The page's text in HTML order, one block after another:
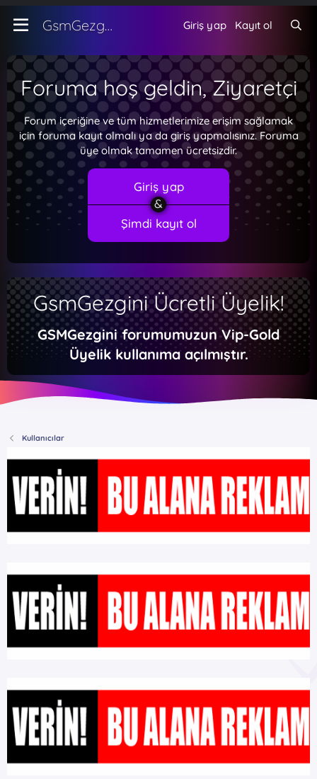
GsmGezgini Giriş yap Kayıt ol
Foruma hoş geldin, Ziyaretçi
Forum içeriğine ve tüm hizmetlerimize erişim sağlamak
için foruma kayıt olmalı ya da giriş yapmalısınız. Foruma
üye olmak tamamen ücretsizdir.
Giriş yap
Şimdi kayıt ol
GsmGezgini Ücretli Üyelik!
GSMGezgini forumumuzun Vip-Gold
Üyelik kullanıma açılmıştır.
Kullanıcılar